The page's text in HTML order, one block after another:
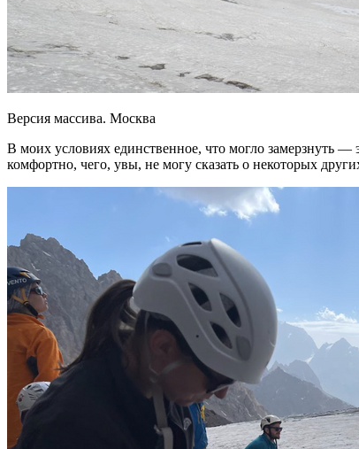
Версия массива. Москва
В моих условиях единственное, что могло замерзнуть —
комфортно, чего, увы, не могу сказать о некоторых